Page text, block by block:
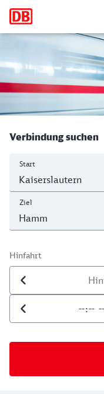
Hauptnavigation
Verbindung suchen
Start
Ziel
Hinfahrt
Datum der Hinfahrt
Uhrzeit der Hinfahrt